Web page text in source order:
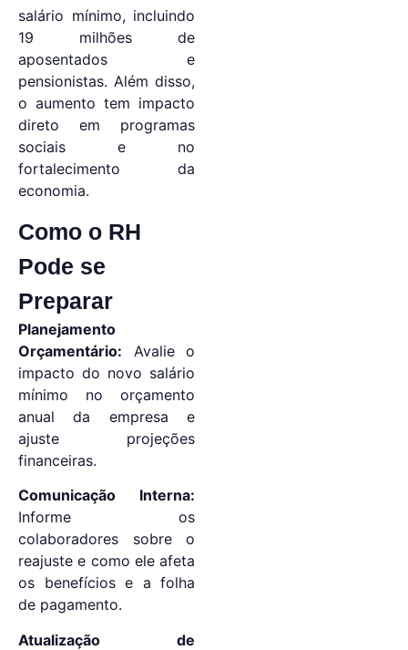
salário mínimo, incluindo
19 milhões de
aposentados e
pensionistas. Além disso,
o aumento tem impacto
direto em programas
sociais e no
fortalecimento da
economia.
Como o RH
Pode se
Preparar
Planejamento
Orçamentário: Avalie o
impacto do novo salário
mínimo no orçamento
anual da empresa e
ajuste projeções
financeiras.
Comunicação Interna:
Informe os
colaboradores sobre o
reajuste e como ele afeta
os benefícios e a folha
de pagamento.
Atualização de